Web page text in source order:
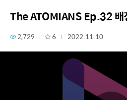
The ATOMIANS Ep.32 배
2,729 6 2022.11.10